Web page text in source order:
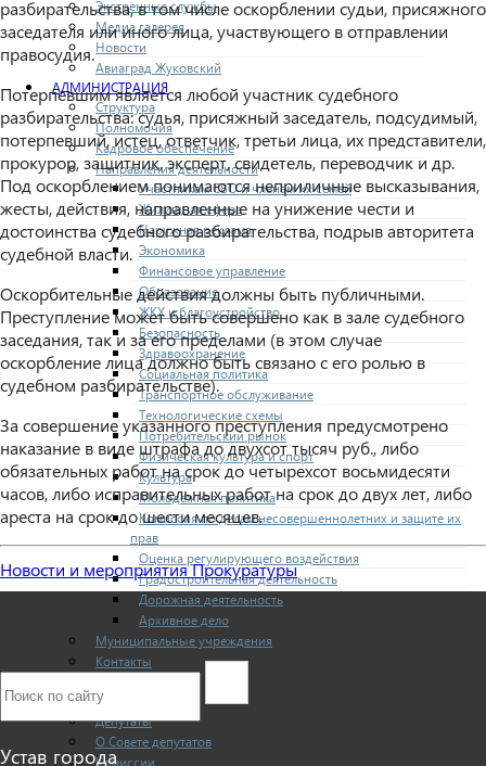
Экстренные службы
Медиа галерея
Новости
Авиаград Жуковский
АДМИНИСТРАЦИЯ
Структура
Полномочия
Кадровое обеспечение
Направления деятельности
Участникам СВО и членам их семей
Жилищная сфера
Наружная реклама
Экономика
Финансовое управление
Образование
ЖКХ и благоустройство
Безопасность
Здравоохранение
Социальная политика
Транспортное обслуживание
Технологические схемы
Потребительский рынок
Физическая культура и спорт
Культура
Молодежная политика
Комиссия по делам несовершеннолетних и защите их
прав
Оценка регулирующего воздействия
Градостроительная деятельность
Дорожная деятельность
Архивное дело
Муниципальные учреждения
Контакты
Структура
Депутаты
О Совете депутатов
Комиссии
разбирательства, в том числе оскорблении судьи, присяжного
заседателя или иного лица, участвующего в отправлении
правосудия.
Потерпевшим является любой участник судебного
разбирательства: судья, присяжный заседатель, подсудимый,
потерпевший, истец, ответчик, третьи лица, их представители,
прокурор, защитник, эксперт, свидетель, переводчик и др.
Под оскорблением понимаются неприличные высказывания,
жесты, действия, направленные на унижение чести и
достоинства судебного разбирательства, подрыв авторитета
судебной власти.
Оскорбительные действия должны быть публичными.
Преступление может быть совершено как в зале судебного
заседания, так и за его пределами (в этом случае
оскорбление лица должно быть связано с его ролью в
судебном разбирательстве).
За совершение указанного преступления предусмотрено
наказание в виде штрафа до двухсот тысяч руб., либо
обязательных работ на срок до четырехсот восьмидесяти
часов, либо исправительных работ на срок до двух лет, либо
ареста на срок до шести месяцев.
Новости и мероприятия Прокуратуры
Устав города